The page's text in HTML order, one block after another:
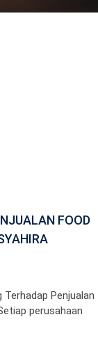
FOOD
Penjualan
perusahaan